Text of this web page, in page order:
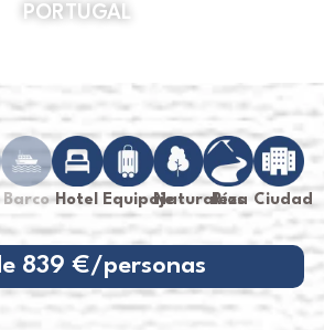
PORTUGAL
Barco Hotel EquipajeNaturaleza
Ríos Ciudad
839 €/personas